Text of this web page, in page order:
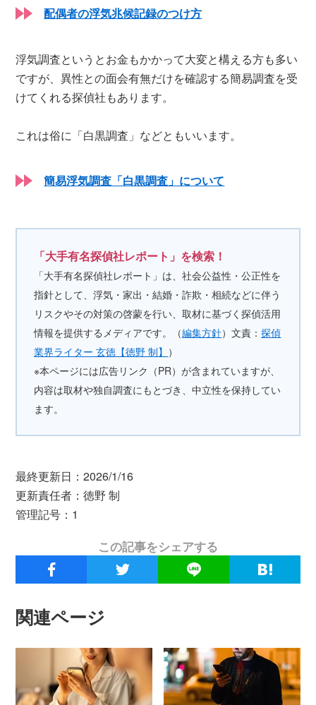
配偶者の浮気兆候記録のつけ方
浮気調査というとお金もかかって大変と構える方も多い
ですが、異性との面会有無だけを確認する簡易調査を受
けてくれる探偵社もあります。
これは俗に「白黒調査」などともいいます。
簡易浮気調査「白黒調査」について
「大手有名探偵社レポート」を検索！
「大手有名探偵社レポート」は、社会公益性・公正性を
指針として、浮気・家出・結婚・詐欺・相続などに伴う
リスクやその対策の啓蒙を行い、取材に基づく探偵活用
情報を提供するメディアです。（編集方針）文責：探偵
業界ライター 玄徳【徳野 制】 ）
※本ページには広告リンク（PR）が含まれていますが、
内容は取材や独自調査にもとづき、中立性を保持してい
ます。
最終更新日：2026/1/16
更新責任者：徳野 制
管理記号：1
この記事をシェアする
関連ページ